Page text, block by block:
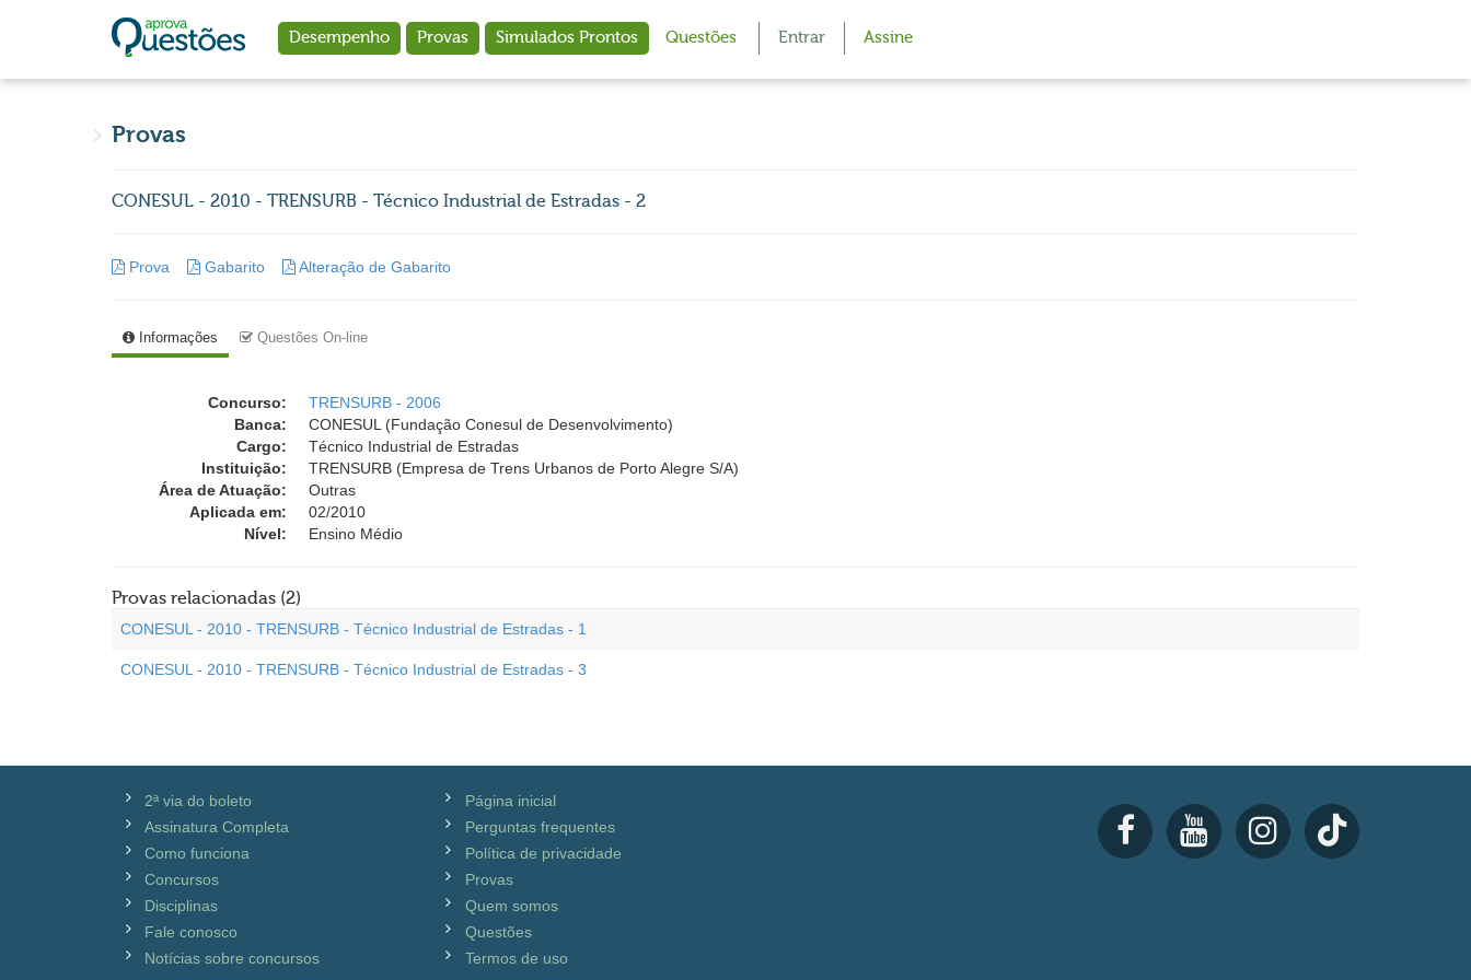
Desempenho Provas Simulados Prontos Questões Entrar Assine
Provas
CONESUL - 2010 - TRENSURB - Técnico Industrial de Estradas - 2
Prova Gabarito Alteração de Gabarito
Informações Questões On-line
Concurso:
TRENSURB - 2006
Banca:
CONESUL (Fundação Conesul de Desenvolvimento)
Cargo:
Técnico Industrial de Estradas
Instituição:
TRENSURB (Empresa de Trens Urbanos de Porto Alegre S/A)
Área de Atuação:
Outras
Aplicada em:
02/2010
Nível:
Ensino Médio
Provas relacionadas (2)
CONESUL - 2010 - TRENSURB - Técnico Industrial de Estradas - 1
CONESUL - 2010 - TRENSURB - Técnico Industrial de Estradas - 3
2ª via do boleto
Assinatura Completa
Como funciona
Concursos
Disciplinas
Fale conosco
Notícias sobre concursos
Página inicial
Perguntas frequentes
Política de privacidade
Provas
Quem somos
Questões
Termos de uso